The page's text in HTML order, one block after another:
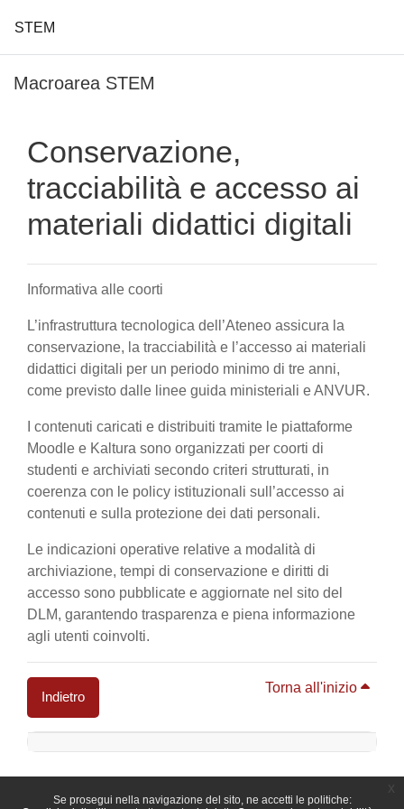
Se prosegui nella navigazione del sito, ne accetti le politiche:
STEM
Macroarea STEM
Conservazione,
tracciabilità e accesso ai
materiali didattici digitali
Informativa alle coorti
L’infrastruttura tecnologica dell’Ateneo assicura la
conservazione, la tracciabilità e l’accesso ai materiali
didattici digitali per un periodo minimo di tre anni,
come previsto dalle linee guida ministeriali e ANVUR.
I contenuti caricati e distribuiti tramite le piattaforme
Moodle e Kaltura sono organizzati per coorti di
studenti e archiviati secondo criteri strutturati, in
coerenza con le policy istituzionali sull’accesso ai
contenuti e sulla protezione dei dati personali.
Le indicazioni operative relative a modalità di
archiviazione, tempi di conservazione e diritti di
accesso sono pubblicate e aggiornate nel sito del
DLM, garantendo trasparenza e piena informazione
agli utenti coinvolti.
Indietro
Torna all'inizio
Blocchi